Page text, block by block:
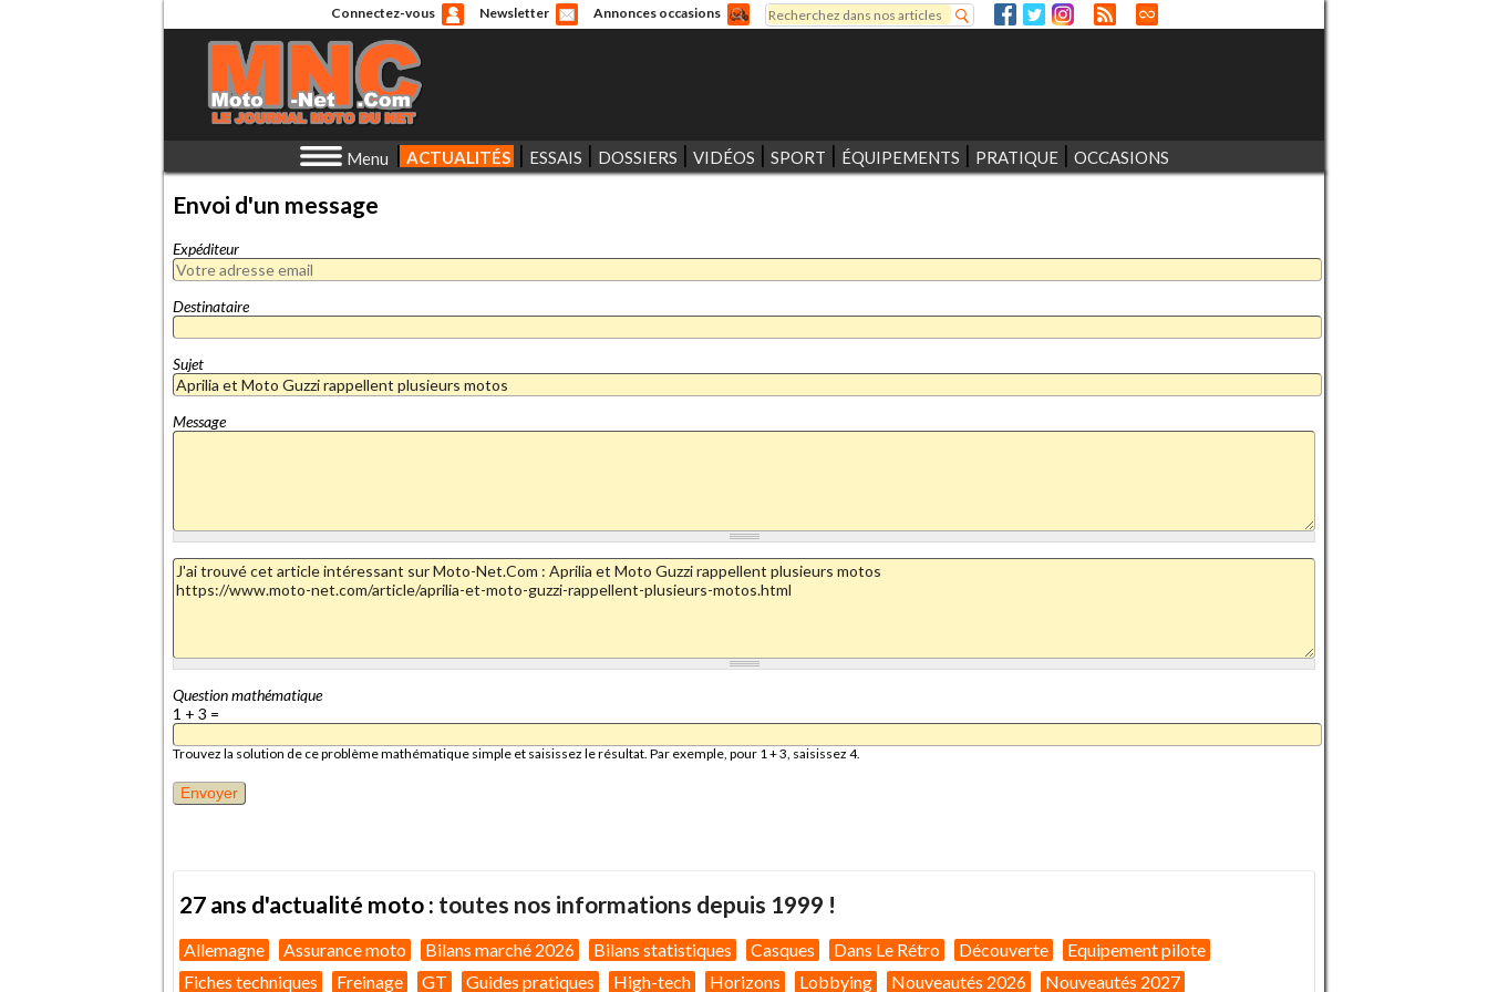
Connectez-vous Newsletter Annonces occasions
Formulaire de recherche
Rechercher
Menu ACTUALITÉS ESSAIS DOSSIERS VIDÉOS SPORT ÉQUIPEMENTS PRATIQUE OCCASIONS
Envoi d'un message
Expéditeur
Destinataire
Sujet
Message
Question mathématique
1 + 3 =
Trouvez la solution de ce problème mathématique simple et saisissez le résultat. Par exemple, pour 1 + 3, saisissez 4.
27 ans d'actualité moto : toutes nos informations depuis 1999 !
Allemagne Assurance moto Bilans marché 2026 Bilans statistiques Casques Dans Le Rétro Découverte
Equipement pilote
Fiches techniques
Freinage GT Guides pratiques High-tech Horizons Lobbying Nouveautés 2026 Nouveautés 2027